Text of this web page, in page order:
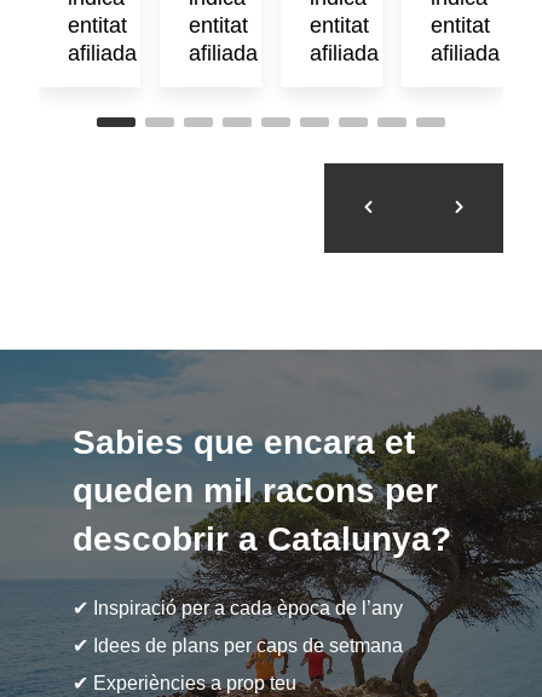
Sabies que encara et
queden mil racons per
descobrir a Catalunya?
✔ Inspiració per a cada època de l’any
✔ Idees de plans per caps de setmana
✔ Experiències a prop teu